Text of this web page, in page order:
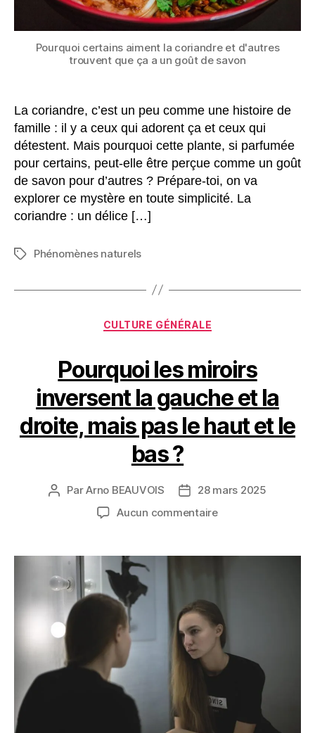
de
savon
?
Pourquoi certains aiment la coriandre et d'autres
trouvent que ça a un goût de savon
La coriandre, c’est un peu comme une histoire de
famille : il y a ceux qui adorent ça et ceux qui
détestent. Mais pourquoi cette plante, si parfumée
pour certains, peut-elle être perçue comme un goût
de savon pour d’autres ? Prépare-toi, on va
explorer ce mystère en toute simplicité. La
coriandre : un délice […]
Étiquettes
Phénomènes naturels
Catégories
CULTURE GÉNÉRALE
Pourquoi les miroirs
inversent la gauche et la
droite, mais pas le haut et le
bas ?
Auteur
ParArno BEAUVOIS
Date
de
28 mars 2025
Aucun commentairesur
miroirs
gauche
et
la
droite,
mais
le
haut